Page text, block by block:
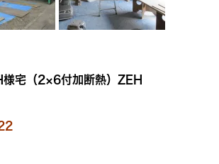
様宅（2×6付加断熱）ZEH